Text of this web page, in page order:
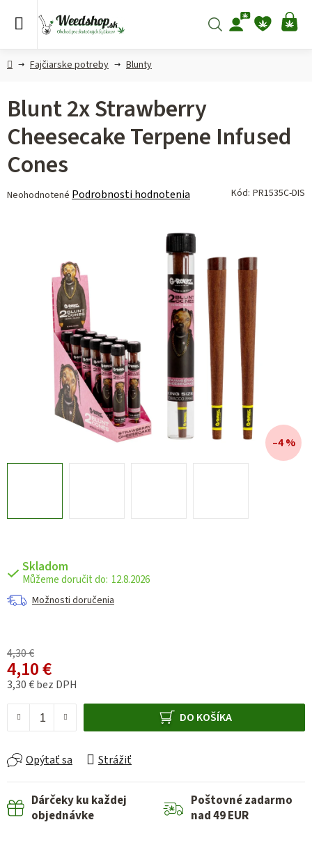
Hľadať
DomovFajčiarske potreby Blunty
Skladom
12.8.2026
Možnosti doručenia
4,30 €
4,10 €
3,30 € bez DPH
DO KOŠÍKA
Opýtať sa Strážiť
Blunt 2x Strawberry
Cheesecake Terpene Infused
Cones
Priemerné
hviezdičiek.
Neohodnotené Podrobnosti hodnotenia Kód: PR1535C-DIS
–4 %
Dárčeky ku každej
objednávke
Poštovné zadarmo
nad 49 EUR